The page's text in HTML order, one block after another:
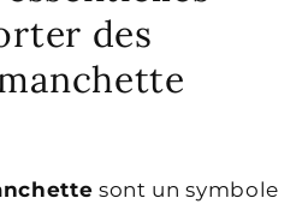
des
sont un symbole